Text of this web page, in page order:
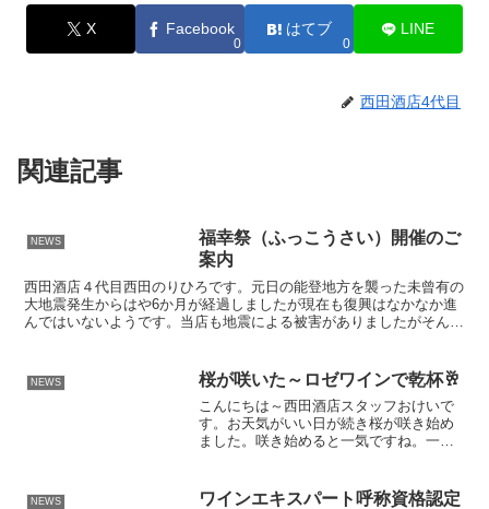
X Facebook
0
はてブ
0
LINE
西田酒店4代目
関連記事
NEWS
福幸祭（ふっこうさい）開催のご
案内
西田酒店４代目西田のりひろです。元日の能登地方を襲った未曾有の
大地震発生からはや6か月が経過しましたが現在も復興はなかなか進
んではいないようです。当店も地震による被害がありましたがそんな
NEWS 桜が咲いた～ロゼワインで乾杯🥂
こんにちは～西田酒店スタッフおけいで
す。お天気がいい日が続き桜が咲き始め
ました。咲き始めると一気ですね。一昨
て飽きない。ですが散り始めるとあっと
NEWS
ワインエキスパート呼称資格認定